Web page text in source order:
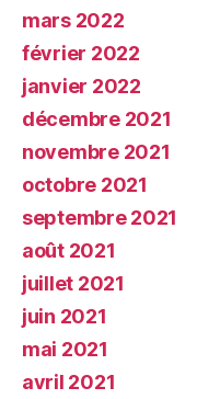
mars 2022
février 2022
janvier 2022
décembre 2021
novembre 2021
octobre 2021
septembre 2021
août 2021
juillet 2021
juin 2021
mai 2021
avril 2021